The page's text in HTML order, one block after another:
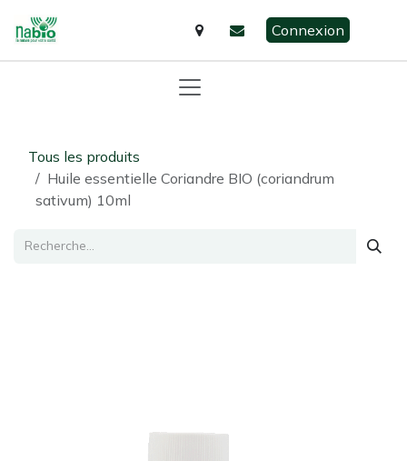
Connexion
Tous les produits
Huile essentielle Coriandre BIO (coriandrum
sativum) 10ml